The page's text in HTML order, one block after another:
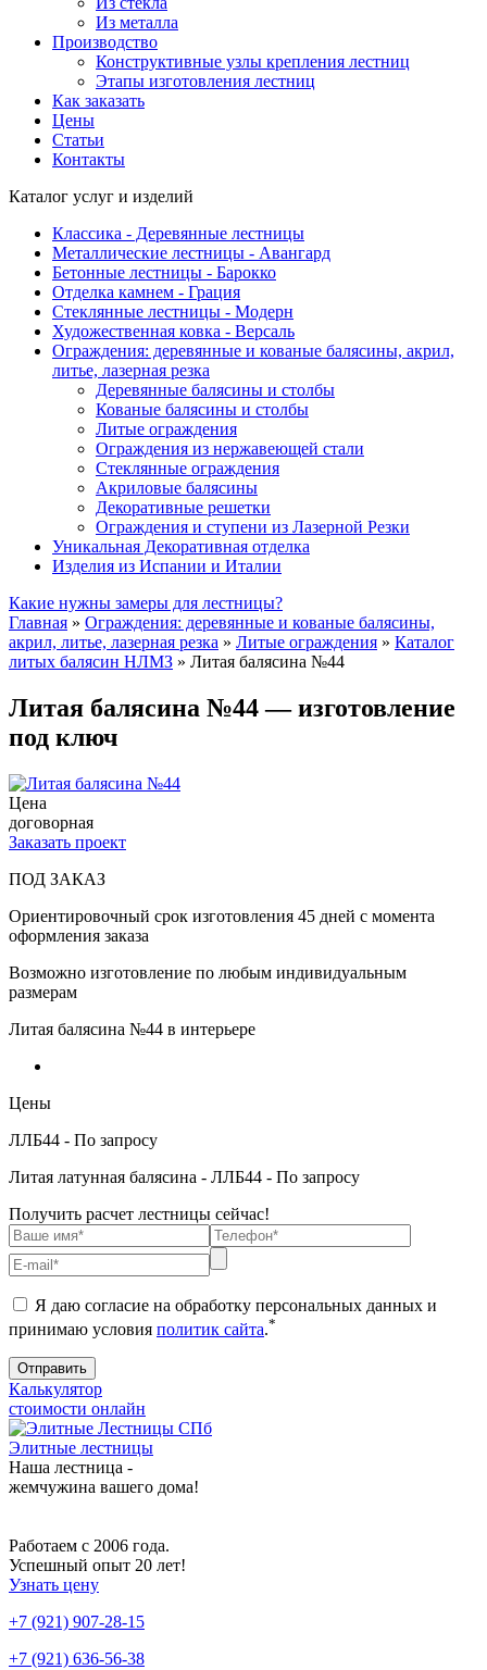
Из металла
Производство
Конструктивные узлы крепления лестниц
Этапы изготовления лестниц
Как заказать
Цены
Статьи
Контакты
Каталог услуг и изделий
Классика - Деревянные лестницы
Металлические лестницы - Авангард
Бетонные лестницы - Барокко
Отделка камнем - Грация
Стеклянные лестницы - Модерн
Художественная ковка - Версаль
Ограждения: деревянные и кованые балясины, акрил,
литье, лазерная резка
Деревянные балясины и столбы
Кованые балясины и столбы
Литые ограждения
Ограждения из нержавеющей стали
Стеклянные ограждения
Акриловые балясины
Декоративные решетки
Ограждения и ступени из Лазерной Резки
Уникальная Декоративная отделка
Изделия из Испании и Италии
Какие нужны замеры для лестницы?
Главная » Ограждения: деревянные и кованые балясины,
акрил, литье, лазерная резка » Литые ограждения » Каталог
литых балясин НЛМЗ » Литая балясина №44
Литая балясина №44 — изготовление
под ключ
Цена
договорная
Заказать проект
ПОД ЗАКАЗ
Ориентировочный срок изготовления 45 дней с момента
оформления заказа
Возможно изготовление по любым индивидуальным
размерам
Литая балясина №44 в интерьере
Цены
ЛЛБ44 - По запросу
Литая латунная балясина - ЛЛБ44 - По запросу
Получить расчет лестницы сейчас!
Я даю согласие на обработку персональных данных и
принимаю условия политик сайта.*
Калькулятор
стоимости онлайн
Элитные лестницы
Наша лестница -
жемчужина вашего дома!
Работаем с 2006 года.
Успешный опыт 20 лет!
Узнать цену
+7 (921) 907-28-15
+7 (921) 636-56-38